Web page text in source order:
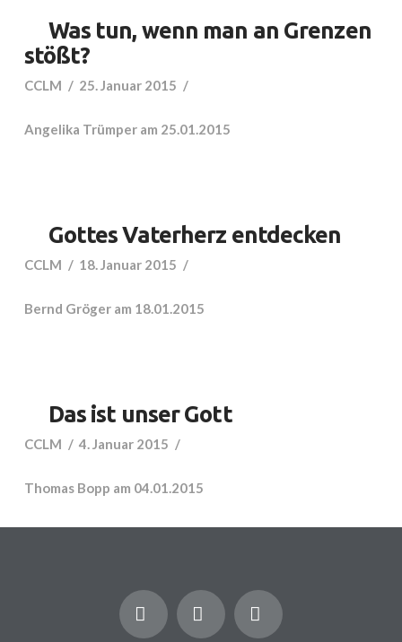
Was tun, wenn man an Grenzen
stößt?
CCLM 25. Januar 2015
Angelika Trümper am 25.01.2015
Gottes Vaterherz entdecken
CCLM 18. Januar 2015
Bernd Gröger am 18.01.2015
Das ist unser Gott
CCLM 4. Januar 2015
Thomas Bopp am 04.01.2015